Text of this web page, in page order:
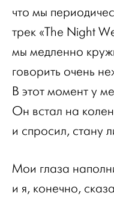
что мы
трек «The Night
мы медленно
говорить очень
В этот момент у
Он встал на
и спросил, стану
Мои глаза
и я, конечно,